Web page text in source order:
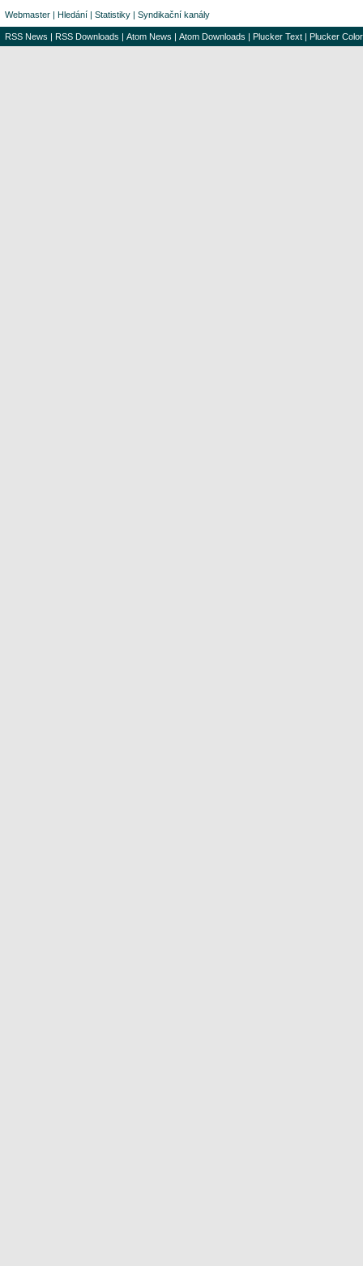
Webmaster | Hledání | Statistiky | Syndikační kanály
RSS News | RSS Downloads | Atom News | Atom Downloads | Plucker Text | Plucker Color